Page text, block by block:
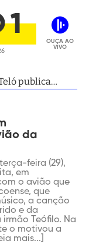
OUÇA AO
VIVO
publica
ouça
da
feira (29),
em
o avião que
que
a canção
e da
Teófilo. Na
o motivou a
mais...]